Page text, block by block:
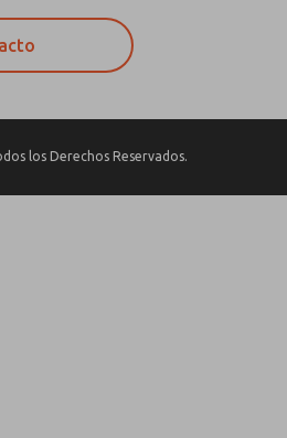
los Derechos Reservados.